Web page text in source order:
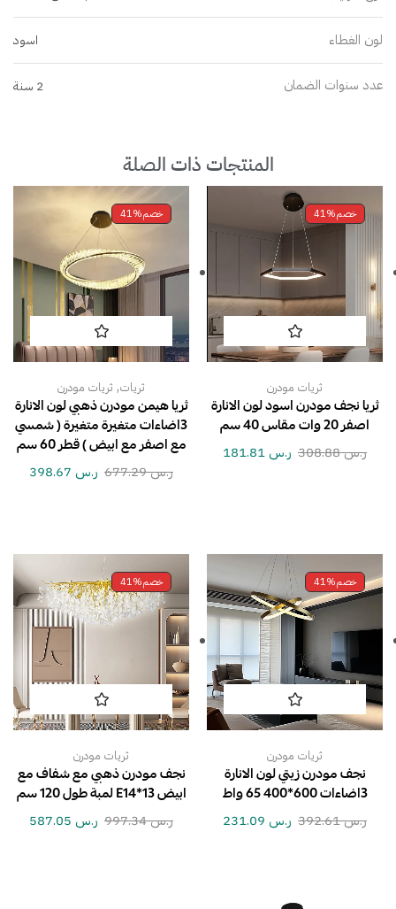
لون الغطاء اسود
عدد سنوات الضمان 2 سنة
المنتجات ذات الصلة
خصم41%
ثريات مودرن
ثريا نجف مودرن اسود لون الانارة
اصفر 20 وات مقاس 40 سم
ر.س308.88 ر.س
خصم41%
ثريات, ثريات مودرن
ثريا هيمن مودرن ذهبي لون الانارة
3اضاءات متغيرة متغيرة ( شمسي
مع اصفر مع ابيض ) قطر 60 سم
ر.س677.29 ر.س
خصم41%
ثريات مودرن
نجف مودرن زيتي لون الانارة
3اضاءات 600*400 65 واط
ر.س392.61 ر.س
خصم41%
ثريات مودرن
نجف مودرن ذهبي مع شفاف مع
ابيض E14*13 لمبة طول 120 سم
ر.س997.34 ر.س